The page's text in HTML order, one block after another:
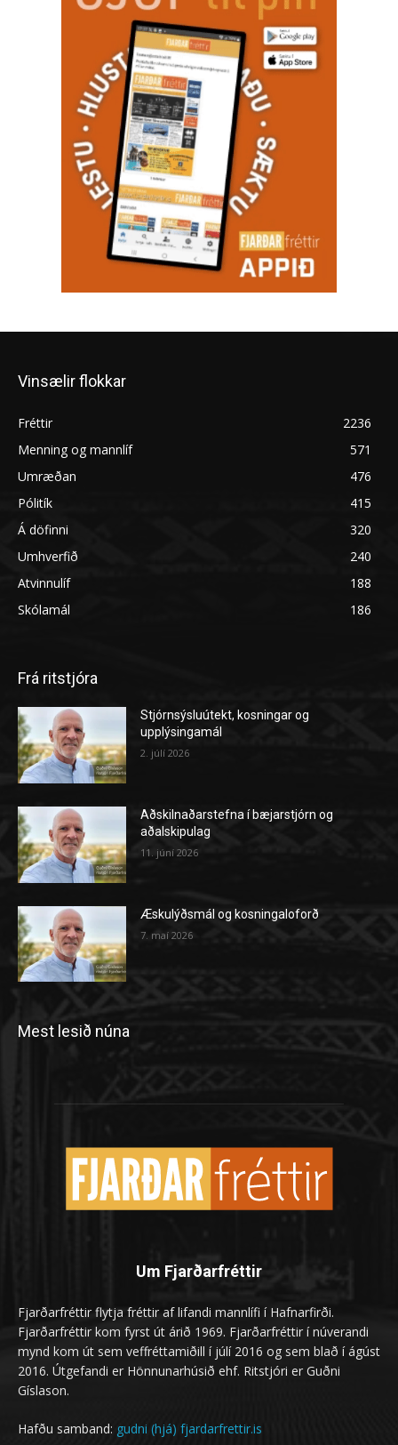
Vinsælir flokkar
Fréttir
2236
Menning og mannlíf
571
Umræðan
476
Pólitík
415
Á döfinni
320
Umhverfið
240
Atvinnulíf
188
Skólamál
186
Frá ritstjóra
Stjórnsýsluútekt, kosningar og
upplýsingamál
2. júlí 2026
Aðskilnaðarstefna í bæjarstjórn og
aðalskipulag
11. júní 2026
Æskulýðsmál og kosningaloforð
7. maí 2026
Mest lesið núna
Um Fjarðarfréttir
Fjarðarfréttir flytja fréttir af lifandi mannlífi í Hafnarfirði.
Fjarðarfréttir kom fyrst út árið 1969. Fjarðarfréttir í núverandi
mynd kom út sem veffréttamiðill í júlí 2016 og sem blað í ágúst
2016. Útgefandi er Hönnunarhúsið ehf. Ritstjóri er Guðni
Gíslason.
Hafðu samband: gudni (hjá) fjardarfrettir.is